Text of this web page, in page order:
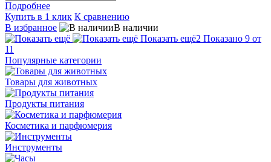
Подробнее
Купить в 1 клик К сравнению
В избранное
В наличии
Показать ещё2 Показано 9 от
11
Популярные категории
Товары для животных
Продукты питания
Косметика и парфюмерия
Инструменты